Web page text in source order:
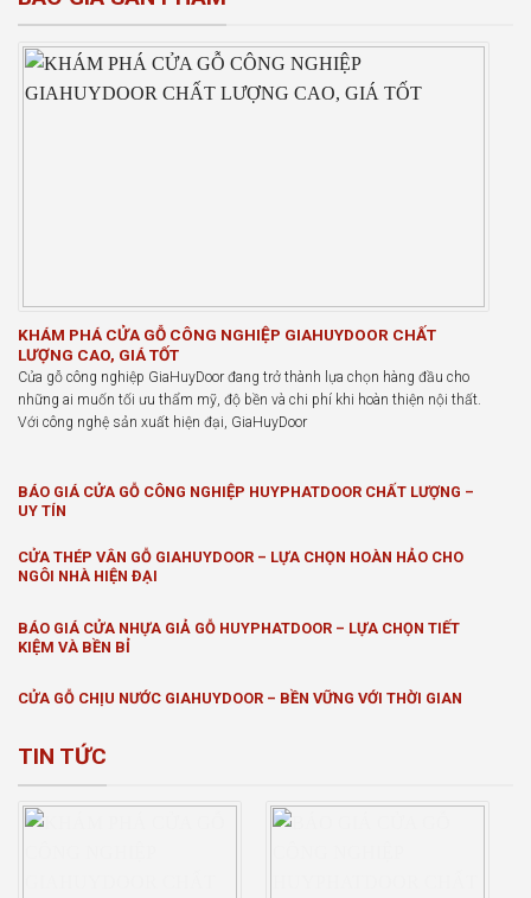
KHÁM PHÁ CỬA GỖ CÔNG NGHIỆP GIAHUYDOOR CHẤT
LƯỢNG CAO, GIÁ TỐT
Cửa gỗ công nghiệp GiaHuyDoor đang trở thành lựa chọn hàng đầu cho
những ai muốn tối ưu thẩm mỹ, độ bền và chi phí khi hoàn thiện nội thất.
Với công nghệ sản xuất hiện đại, GiaHuyDoor
BÁO GIÁ CỬA GỖ CÔNG NGHIỆP HUYPHATDOOR CHẤT LƯỢNG –
UY TÍN
CỬA THÉP VÂN GỖ GIAHUYDOOR – LỰA CHỌN HOÀN HẢO CHO
NGÔI NHÀ HIỆN ĐẠI
BÁO GIÁ CỬA NHỰA GIẢ GỖ HUYPHATDOOR – LỰA CHỌN TIẾT
KIỆM VÀ BỀN BỈ
CỬA GỖ CHỊU NƯỚC GIAHUYDOOR – BỀN VỮNG VỚI THỜI GIAN
TIN TỨC